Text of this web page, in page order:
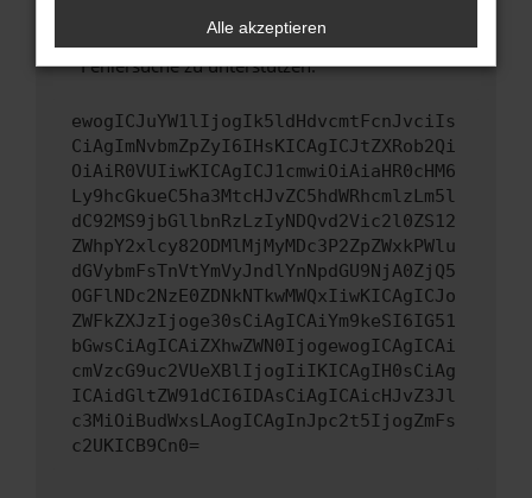
uns diesen Text schicken, um uns bei der
Fehlersuche zu unterstützen:
ewogICJuYW1lIjogIk5ldHdvcmtFcnJvciIs
CiAgImNvbmZpZyI6IHsKICAgICJtZXRob2Qi
OiAiR0VUIiwKICAgICJ1cmwiOiAiaHR0cHM6
Ly9hcGkueC5ha3MtcHJvZC5hdWRhcmlzLm5l
dC92MS9jbGllbnRzLzIyNDQvd2Vic2l0ZS12
ZWhpY2xlcy82ODMlMjMyMDc3P2ZpZWxkPWlu
dGVybmFsTnVtYmVyJndlYnNpdGU9NjA0ZjQ5
OGFlNDc2NzE0ZDNkNTkwMWQxIiwKICAgICJo
ZWFkZXJzIjoge30sCiAgICAiYm9keSI6IG51
bGwsCiAgICAiZXhwZWN0IjogewogICAgICAi
cmVzcG9uc2VUeXBlIjogIiIKICAgIH0sCiAg
ICAidGltZW91dCI6IDAsCiAgICAicHJvZ3Jl
c3MiOiBudWxsLAogICAgInJpc2t5IjogZmFs
c2UKICB9Cn0=
Alle akzeptieren